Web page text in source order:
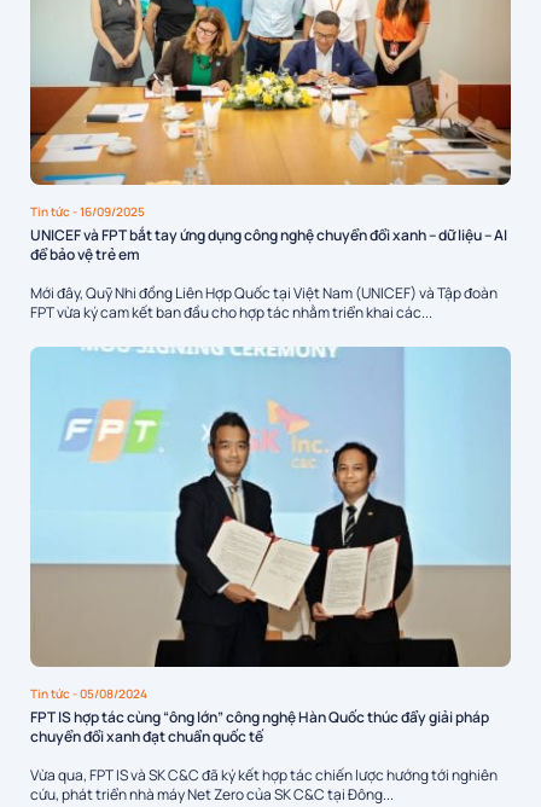
Tin tức- 16/09/2025
UNICEF và FPT bắt tay ứng dụng công nghệ chuyển đổi xanh – dữ liệu – AI
để bảo vệ trẻ em
Mới đây, Quỹ Nhi đồng Liên Hợp Quốc tại Việt Nam (UNICEF) và Tập đoàn
FPT vừa ký cam kết ban đầu cho hợp tác nhằm triển khai các...
Tin tức- 05/08/2024
FPT IS hợp tác cùng “ông lớn” công nghệ Hàn Quốc thúc đẩy giải pháp
chuyển đổi xanh đạt chuẩn quốc tế
Vừa qua, FPT IS và SK C&C đã ký kết hợp tác chiến lược hướng tới nghiên
cứu, phát triển nhà máy Net Zero của SK C&C tại Đông...